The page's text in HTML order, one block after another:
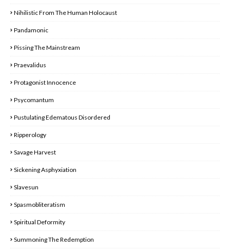
Nihilistic From The Human Holocaust
Pandamonic
Pissing The Mainstream
Praevalidus
Protagonist Innocence
Psycomantum
Pustulating Edematous Disordered
Ripperology
Savage Harvest
Sickening Asphyxiation
Slavesun
Spasmobliteratism
Spiritual Deformity
Summoning The Redemption